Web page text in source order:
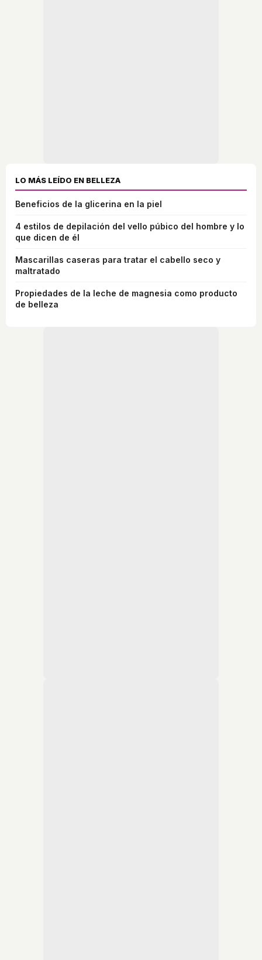
LO MÁS LEÍDO EN BELLEZA
Beneficios de la glicerina en la piel
4 estilos de depilación del vello púbico del hombre y lo
que dicen de él
Mascarillas caseras para tratar el cabello seco y
maltratado
Propiedades de la leche de magnesia como producto
de belleza